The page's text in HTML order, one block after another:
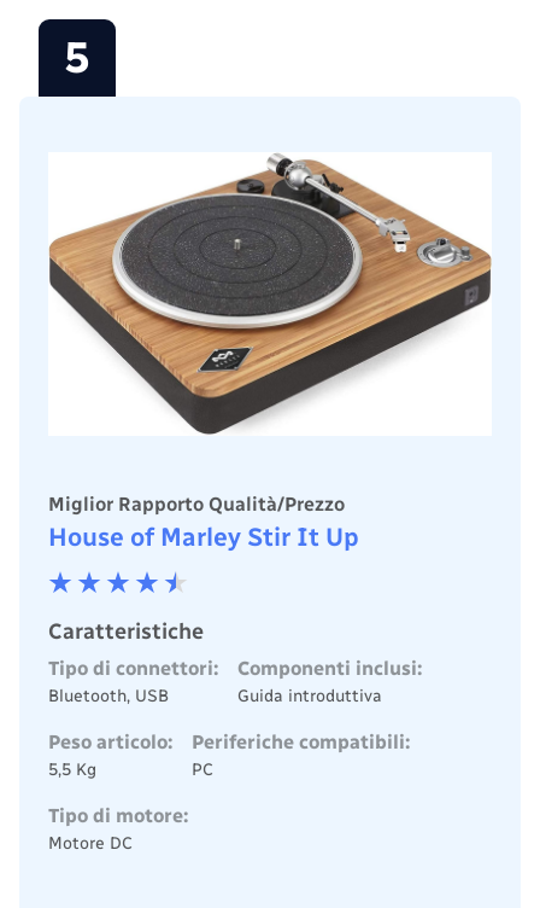
5
Miglior Rapporto Qualità/Prezzo
House of Marley Stir It Up
Caratteristiche
Tipo di connettori:
Bluetooth, USB
Componenti inclusi:
Guida introduttiva
Peso articolo:
5,5 Kg
Periferiche compatibili:
PC
Tipo di motore:
Motore DC